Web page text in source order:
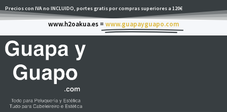
al
Precios con IVA no INCLUIDO, portes gratis por compras superiores a 120€
www.h2oakua.es = www.guapayguapo.com